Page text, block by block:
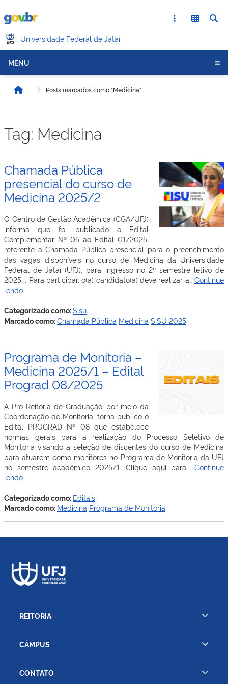
Universidade Federal de Jataí
MENU
Início Posts marcados como "Medicina"
Tag: Medicina
Chamada Pública
presencial do curso de
Medicina 2025/2
O Centro de Gestão Acadêmica (CGA/UFJ)
informa que foi publicado o Edital
Complementar Nº 05 ao Edital 01/2025,
referente a Chamada Pública presencial para o preenchimento
das vagas disponíveis no curso de Medicina da Universidade
Federal de Jataí (UFJ), para ingresso no 2º semestre letivo de
2025. , Para participar, o(a) candidato(a) deve realizar a… Continue
lendoChamada
presencial
do
2025/2
Categorizado como:Sisu
Marcado como:Chamada Pública Medicina SiSU 2025
Programa de Monitoria –
Medicina 2025/1 – Edital
Prograd 08/2025
A Pró-Reitoria de Graduação, por meio da
Coordenação de Monitoria, torna público o
Edital PROGRAD Nº 08 que estabelece
normas gerais para a realização do Processo Seletivo de
Monitoria visando a seleção de discentes do curso de Medicina
para atuarem como monitores no Programa de Monitoria da UFJ
no semestre acadêmico 2025/1. Clique aqui para… Continue
lendoPrograma
Monitoria
–
–
08/2025
Categorizado como: Editais
Marcado como: Medicina Programa de Monitoria
REITORIA
CÂMPUS
CONTATO